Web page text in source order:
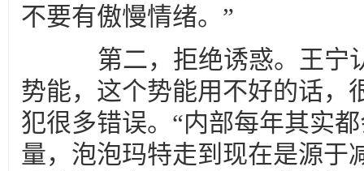
不要有傲慢情绪。”
第二，拒绝诱惑。王宁
势能，这个势能用不好的话，
犯很多错误。“内部每年其实
量，泡泡玛特走到现在是源于